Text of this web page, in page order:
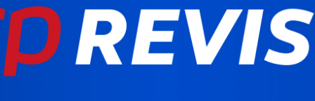
Golfe
Revista ACP Edição
impressa